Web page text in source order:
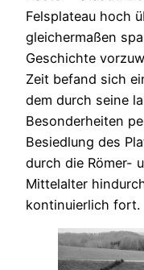
Felsplateau hoch
gleichermaßen
Geschichte
Zeit befand sich
dem durch seine
Besonderheiten
Besiedlung des
durch die Römer-
Mittelalter
kontinuierlich fort.